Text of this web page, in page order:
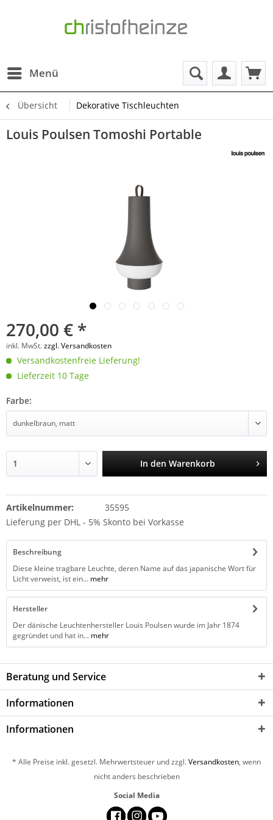
Menü
Übersicht Dekorative Tischleuchten
Louis Poulsen Tomoshi Portable
270,00 € *
inkl. MwSt.zzgl. Versandkosten
Versandkostenfreie Lieferung!
Lieferzeit 10 Tage
Farbe:
In den Warenkorb
Artikelnummer:
35595
Lieferung per DHL - 5% Skonto bei Vorkasse
Beschreibung
Diese kleine tragbare Leuchte, deren Name auf das japanische Wort für
Licht verweist, ist ein... mehr
Hersteller
Der dänische Leuchtenhersteller Louis Poulsen wurde im Jahr 1874
gegründet und hat in... mehr
Beratung und Service
Informationen
Informationen
* Alle Preise inkl. gesetzl. Mehrwertsteuer und zzgl.Versandkosten, wenn
nicht anders beschrieben
Social Media